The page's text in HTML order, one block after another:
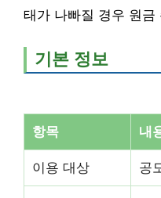
태가 나빠질 경우 원금
기본 정보
항목 내
이용 대상 공